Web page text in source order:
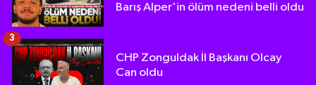
Barış Alper'in ölüm nedeni belli oldu
CHP Zonguldak İl Başkanı Olcay
Can oldu
3